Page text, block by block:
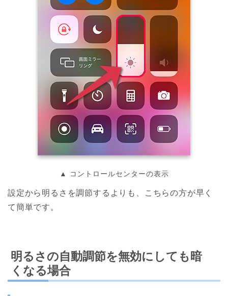
▲ コントロールセンターの表示
設定から明るさを調節するよりも、こちらの方が早く
て簡単です。
明るさの自動調節を無効にしても暗
くなる場合